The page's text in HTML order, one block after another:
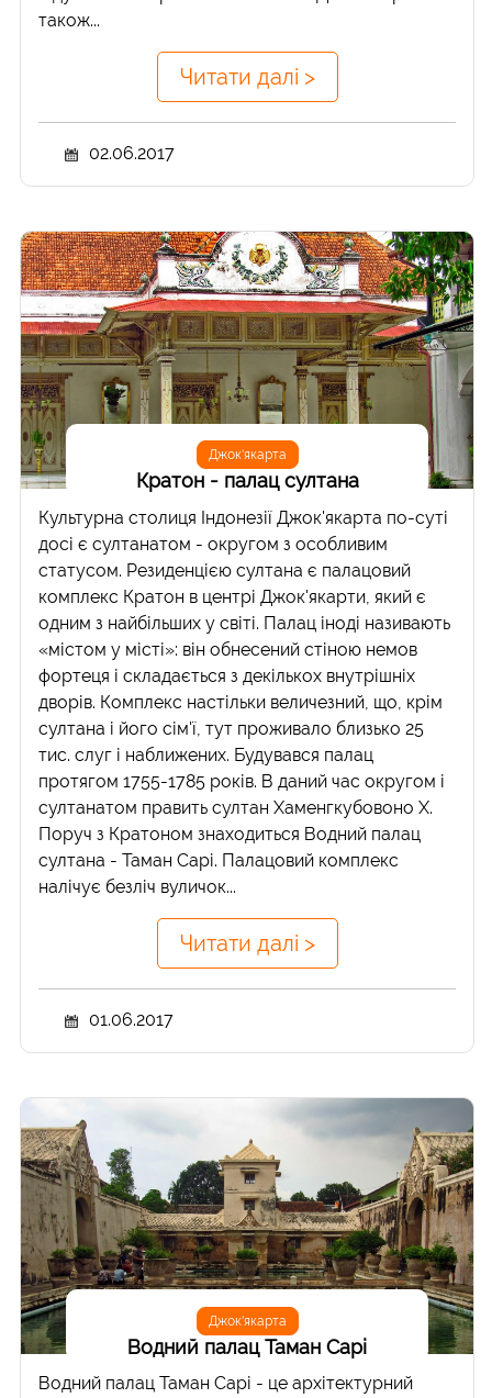
також...
Читати далі >
02.06.2017
Джок'якарта
Кратон - палац султана
Культурна столиця Індонезії Джок'якарта по-суті
досі є султанатом - округом з особливим
статусом. Резиденцією султана є палацовий
комплекс Кратон в центрі Джок'якарти, який є
одним з найбільших у світі. Палац іноді називають
«містом у місті»: він обнесений стіною немов
фортеця і складається з декількох внутрішніх
дворів. Комплекс настільки величезний, що, крім
султана і його сім'ї, тут проживало близько 25
тис. слуг і наближених. Будувався палац
протягом 1755-1785 років. В даний час округом і
султанатом править султан Хаменгкубовоно X.
Поруч з Кратоном знаходиться Водний палац
султана - Таман Сарі. Палацовий комплекс
налічує безліч вуличок...
Читати далі >
01.06.2017
Джок'якарта
Водний палац Таман Сарі
Водний палац Таман Сарі - це архітектурний